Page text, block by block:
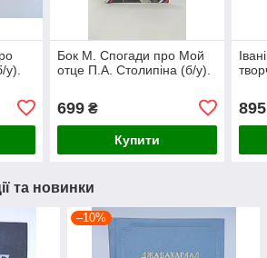
Бок М. Спогади про Мой
отце П.А. Столипіна (б/у).
699₴
Купити
895
та новинки
–10%